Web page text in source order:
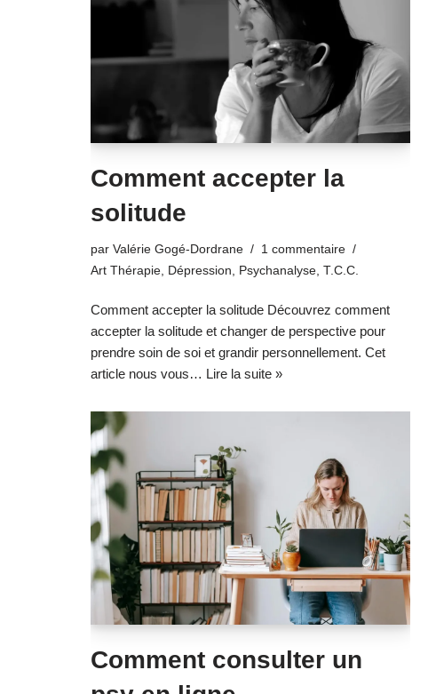
Comment accepter la
solitude
par Valérie Gogé-Dordrane
1 commentaire
Art Thérapie, Dépression, Psychanalyse, T.C.C.
Comment accepter la solitude Découvrez comment
accepter la solitude et changer de perspective pour
prendre soin de soi et grandir personnellement. Cet
article nous vous… Lire la suite »
Comment consulter un